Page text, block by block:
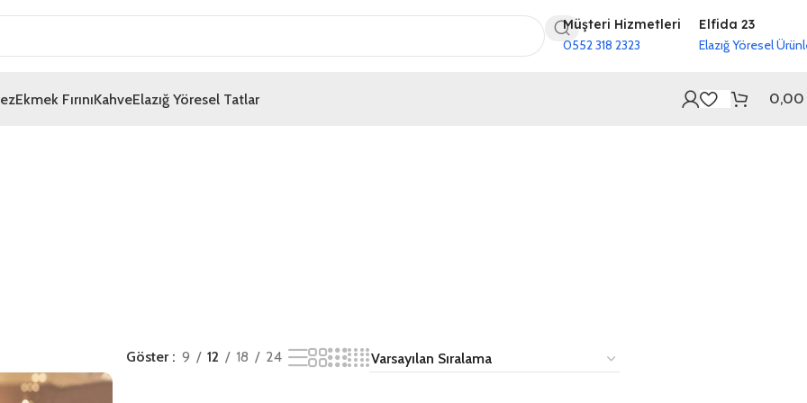
Müşteri Hizmetleri
0552 318 2323
Elfida 23
Elazığ Yöresel
Ekmek FırınıKahveElazığ Yöresel Tatlar 0,00
Göster 9 12 18 24